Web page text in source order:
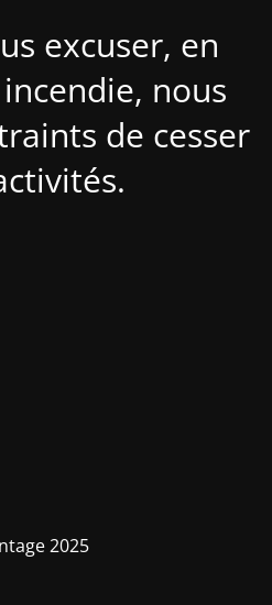
excuser, en
nous
de cesser
2025